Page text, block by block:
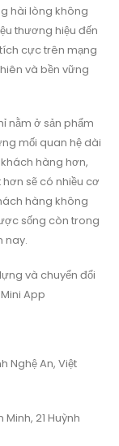
hài lòng không
thương hiệu đến
cực trên mạng
và bền vững
nằm ở sản phẩm
mối quan hệ dài
hàng hơn,
sẽ có nhiều cơ
hàng không
sống còn trong
nay.
và chuyển đổi
App
Nghệ An, Việt
21 Huỳnh